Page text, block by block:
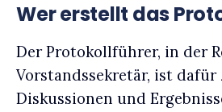
Wer erstellt das
Der Protokollführer, in der
Vorstandssekretär, ist
Diskussionen und